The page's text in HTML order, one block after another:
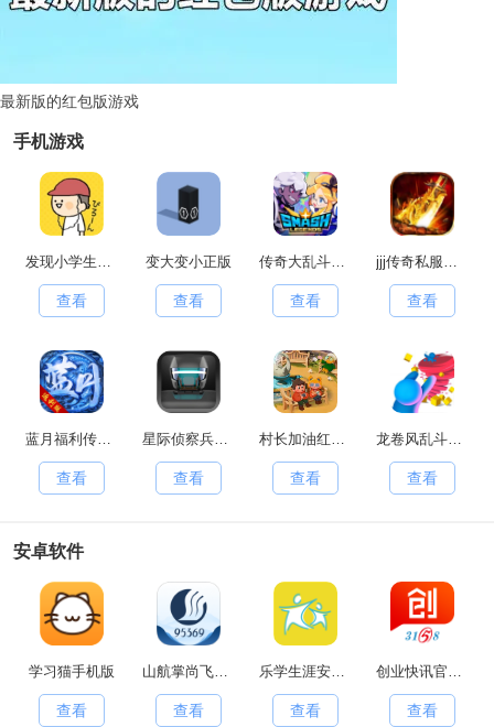
最新版的红包版游戏
手机游戏
查看
变大变小正版
查看
传奇大乱斗原版
查看 查看
蓝月福利传奇红包版
查看
星际侦察兵K1手游直装版
查看
村长加油红包版
查看
龙卷风乱斗传奇
查看
安卓软件
学习猫手机版
查看
山航掌尚飞最新免费版
查看
乐学生涯安卓免费版
查看 查看